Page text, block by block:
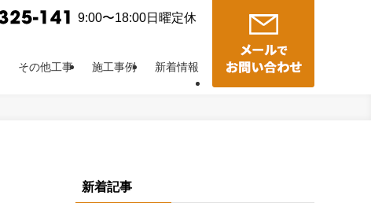
9:00〜18:00日曜定休
その他工事 施工事例 新着情報
新着記事